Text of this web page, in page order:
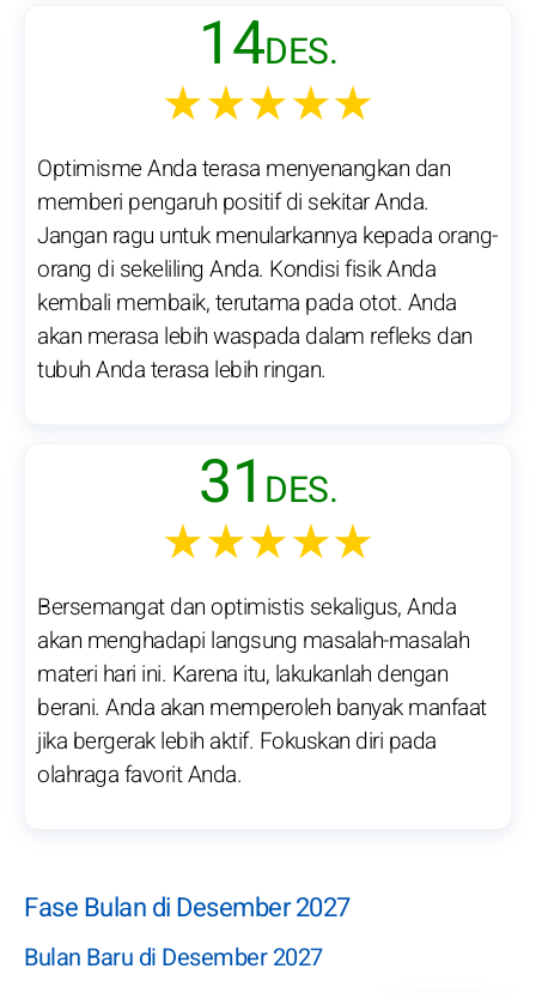
14DES.
★★★★★
Optimisme Anda terasa menyenangkan dan
memberi pengaruh positif di sekitar Anda.
Jangan ragu untuk menularkannya kepada orang-
orang di sekeliling Anda. Kondisi fisik Anda
kembali membaik, terutama pada otot. Anda
akan merasa lebih waspada dalam refleks dan
tubuh Anda terasa lebih ringan.
31 DES.
★★★★★
Bersemangat dan optimistis sekaligus, Anda
akan menghadapi langsung masalah-masalah
materi hari ini. Karena itu, lakukanlah dengan
berani. Anda akan memperoleh banyak manfaat
jika bergerak lebih aktif. Fokuskan diri pada
olahraga favorit Anda.
Fase Bulan di Desember 2027
Bulan Baru di Desember 2027